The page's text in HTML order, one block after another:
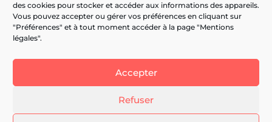
des cookies pour stocker et accéder aux informations des appareils.
Vous pouvez accepter ou gérer vos préférences en cliquant sur
"Préférences" et à tout moment accéder à la page "Mentions
légales".
Accepter
Refuser